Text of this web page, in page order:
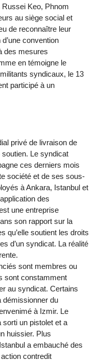
Russei Keo, Phnom
au siège social et
de reconnaître leur
convention
des mesures
en témoigne le
syndicaux, le 13
participé à un
privé de livraison de
Le syndicat
ces derniers mois
société et de ses sous-
à Ankara, Istanbul et
des
une entreprise
son rapport sur la
qu’elle soutient les droits
d’un syndicat. La réalité
sont membres ou
sont constamment
au syndicat. Certains
démissionner du
à Izmir. Le
sorti un pistolet et a
huissier. Plus
a embauché des
contredit